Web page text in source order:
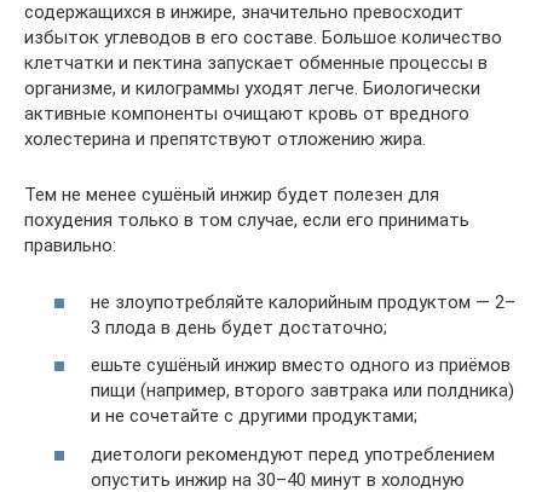
содержащихся в инжире, значительно превосходит
избыток углеводов в его составе. Большое количество
клетчатки и пектина запускает обменные процессы в
организме, и килограммы уходят легче. Биологически
активные компоненты очищают кровь от вредного
холестерина и препятствуют отложению жира.
Тем не менее сушёный инжир будет полезен для
похудения только в том случае, если его принимать
правильно:
не злоупотребляйте калорийным продуктом — 2–
3 плода в день будет достаточно;
ешьте сушёный инжир вместо одного из приёмов
пищи (например, второго завтрака или полдника)
и не сочетайте с другими продуктами;
диетологи рекомендуют перед употреблением
опустить инжир на 30–40 минут в холодную